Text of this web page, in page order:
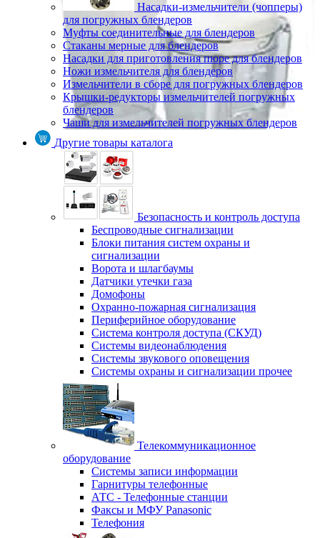
Насадки-измельчители (чопперы)
для погружных блендеров
Муфты соединительные для блендеров
Стаканы мерные для блендеров
Насадки для приготовления пюре для блендеров
Ножи измельчителя для блендеров
Измельчители в сборе для погружных блендеров
Крышки-редукторы измельчителей погружных
блендеров
Чаши для измельчителей погружных блендеров
Другие товары каталога
Безопасность и контроль доступа
Беспроводные сигнализации
Блоки питания систем охраны и
сигнализации
Ворота и шлагбаумы
Датчики утечки газа
Домофоны
Охранно-пожарная сигнализация
Периферийное оборудование
Система контроля доступа (СКУД)
Системы видеонаблюдения
Системы звукового оповещения
Системы охраны и сигнализации прочее
Телекоммуникационное
оборудование
Системы записи информации
Гарнитуры телефонные
АТС - Телефонные станции
Факсы и МФУ Panasonic
Телефония